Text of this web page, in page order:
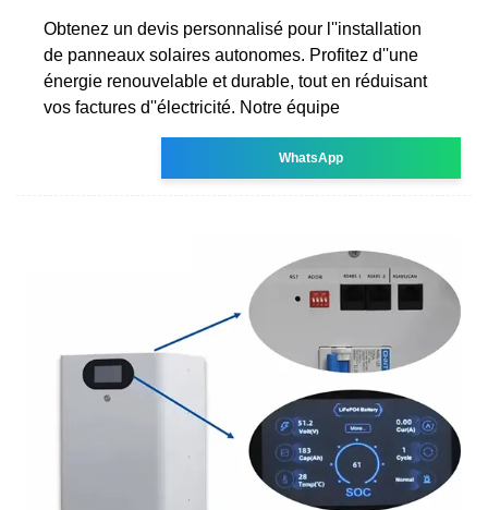
Obtenez un devis personnalisé pour l''installation
de panneaux solaires autonomes. Profitez d''une
énergie renouvelable et durable, tout en réduisant
vos factures d''électricité. Notre équipe
WhatsApp